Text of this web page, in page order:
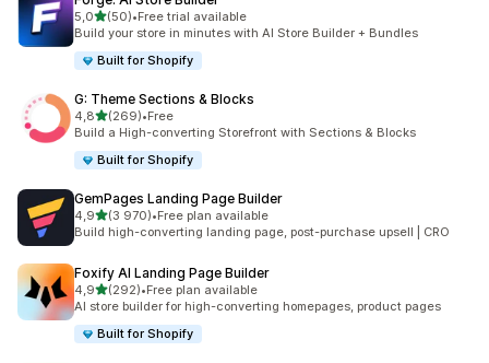
5,0/ 5 tähteä
(50)
50 arvostelua yhteensä
•Free trial available
Build your store in minutes with AI Store Builder + Bundles
Built for Shopify
G: Theme Sections & Blocks
4,8/ 5 tähteä
(269)
269 arvostelua yhteensä
•Free
Build a High-converting Storefront with Sections & Blocks
Built for Shopify
GemPages Landing Page Builder
4,9/ 5 tähteä
(3 970)
3970 arvostelua yhteensä
•Free plan available
Build high-converting landing page, post-purchase upsell | CRO
Foxify AI Landing Page Builder
4,9/ 5 tähteä
(292)
292 arvostelua yhteensä
•Free plan available
AI store builder for high-converting homepages, product pages
Built for Shopify